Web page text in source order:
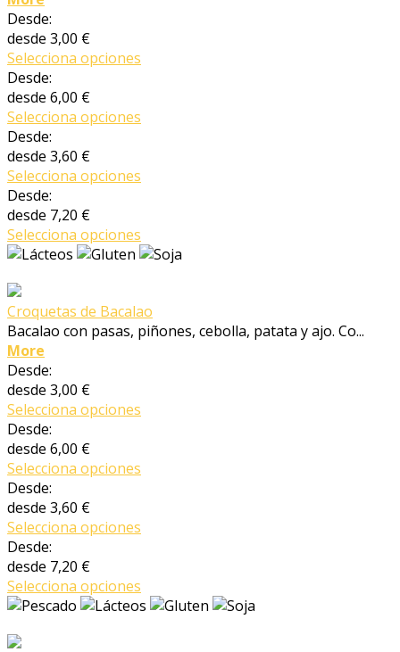
Desde:
desde 3,00 €
Selecciona opciones
Desde:
desde 6,00 €
Selecciona opciones
Desde:
desde 3,60 €
Selecciona opciones
Desde:
desde 7,20 €
Selecciona opciones
Croquetas de Bacalao
Bacalao con pasas, piñones, cebolla, patata y ajo. Co...
More
Desde:
desde 3,00 €
Selecciona opciones
Desde:
desde 6,00 €
Selecciona opciones
Desde:
desde 3,60 €
Selecciona opciones
Desde:
desde 7,20 €
Selecciona opciones